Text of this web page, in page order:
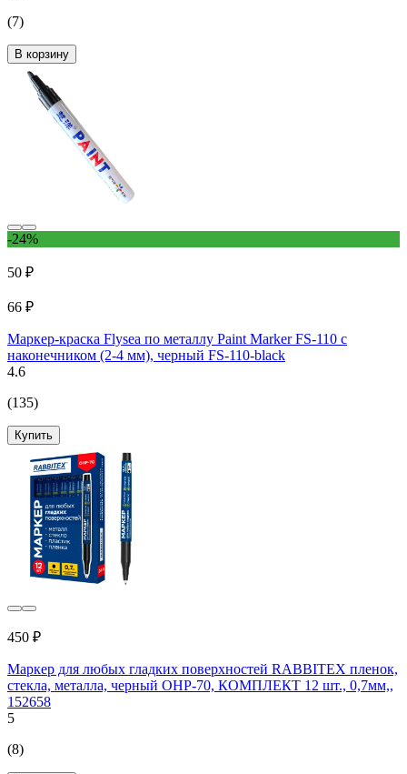
(7)
В корзину
-24%
50 ₽
66 ₽
Маркер-краска Flysea по металлу Paint Marker FS-110 с
наконечником (2-4 мм), черный FS-110-black
4.6
(135)
Купить
450 ₽
Маркер для любых гладких поверхностей RABBITEX пленок,
стекла, металла, черный OHP-70, КОМПЛЕКТ 12 шт., 0,7мм,,
152658
5
(8)